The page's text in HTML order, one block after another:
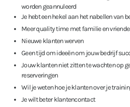
worden geannuleerd
Je hebt een hekel aan het nabellen van
Meer quality time met familie en
Nieuwe klanten werven
Geen tijd om ideeën om jouw bedrijf
Jouw klanten niet zitten te wachten op
reserveringen
Wil je weten hoe je klanten over je
Je wilt beter klantencontact